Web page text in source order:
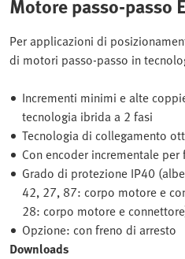
Motore passo-passo
Per applicazioni di
di motori passo-passo in
Incrementi minimi e alte
tecnologia ibrida a 2 fasi
Tecnologia di collegamento
Con encoder incrementale
Grado di protezione IP40
42, 27, 87: corpo motore e
28: corpo motore e
Opzione: con freno di arresto
Downloads